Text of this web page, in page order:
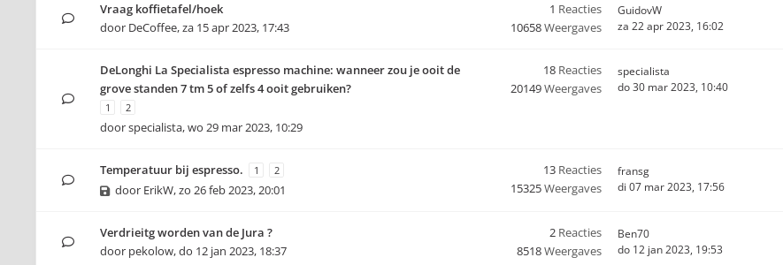
Vraag koffietafel/hoek
door DeCoffee,za 15 apr 2023, 17:43
1 Reacties
10658Weergaves
GuidovW
za 22 apr 2023, 16:02
DeLonghi La Specialista espresso machine: wanneer zou je ooit de
grove standen 7 tm 5 of zelfs 4 ooit gebruiken?
1 2
doorspecialista,wo 29 mar 2023, 10:29
18 Reacties
20149Weergaves
specialista
do 30 mar 2023, 10:40
Temperatuur bij espresso. 1 2
door ErikW,zo 26 feb 2023, 20:01
13 Reacties
15325Weergaves
fransg
di 07 mar 2023, 17:56
Verdrieitg worden van de Jura ?
door pekolow,do 12 jan 2023, 18:37
2 Reacties
8518Weergaves
Ben70
do 12 jan 2023, 19:53